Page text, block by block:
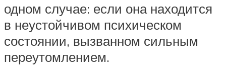
одном случае: если она находится
в неустойчивом психическом
состоянии, вызванном сильным
переутомлением.